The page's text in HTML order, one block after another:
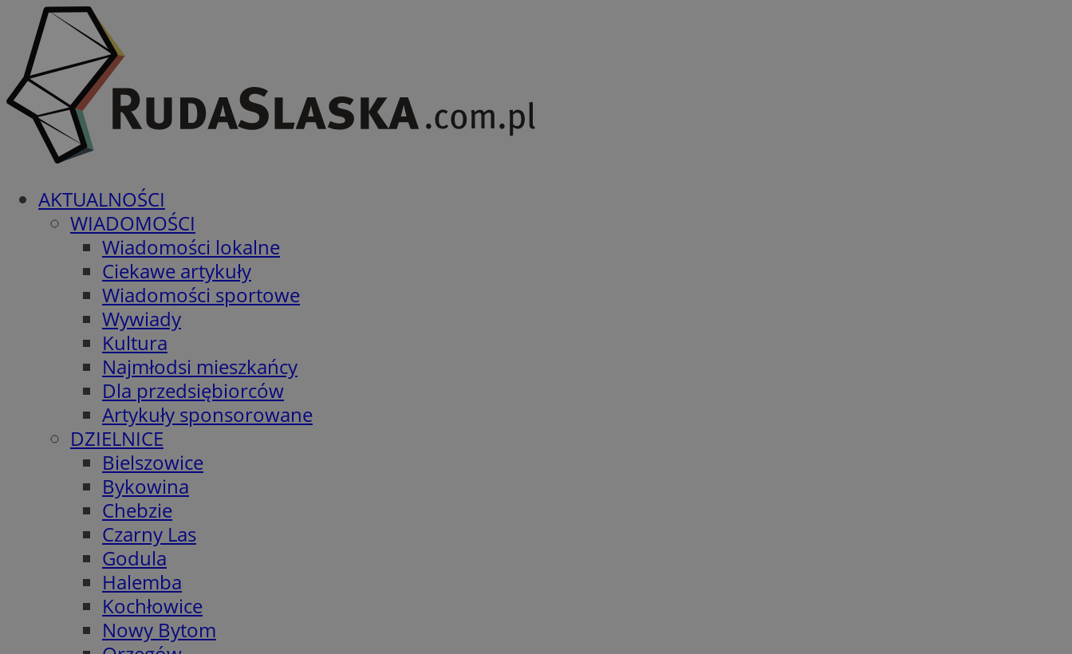
AKTUALNOŚCI
WIADOMOŚCI
Wiadomości lokalne
Ciekawe artykuły
Wiadomości sportowe
Wywiady
Kultura
Najmłodsi mieszkańcy
Dla przedsiębiorców
Artykuły sponsorowane
DZIELNICE
Bielszowice
Bykowina
Chebzie
Czarny Las
Godula
Halemba
Kochłowice
Nowy Bytom